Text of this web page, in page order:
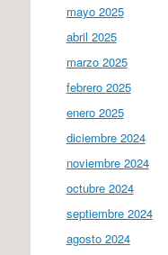
mayo 2025
abril 2025
marzo 2025
febrero 2025
enero 2025
diciembre 2024
noviembre 2024
octubre 2024
septiembre 2024
agosto 2024